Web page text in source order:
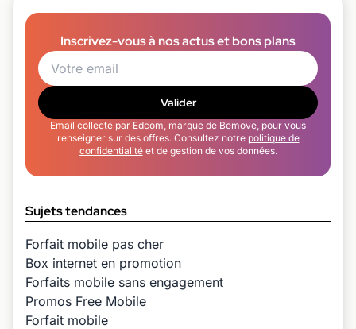
Inscrivez-vous à nos actus et bons plans
Valider
Email collecté par Edcom, marque de Bemove, pour vous
renseigner sur des offres. Consultez notre politique de
confidentialitéet de gestion de vos données.
Sujets tendances
Forfait mobile pas cher
Box internet en promotion
Forfaits mobile sans engagement
Promos Free Mobile
Forfait mobile